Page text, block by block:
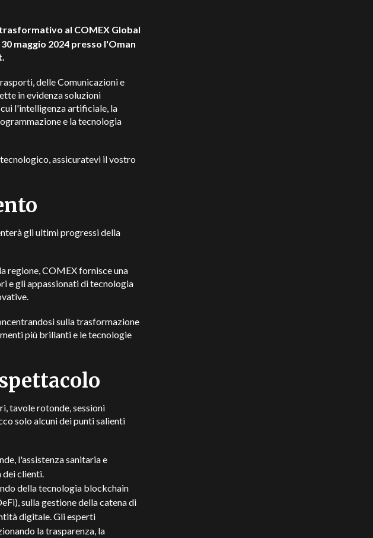
al COMEX Global
maggio 2024 presso l'Oman
delle Comunicazioni e
in evidenza soluzioni
l'intelligenza artificiale, la
e la tecnologia
assicuratevi il vostro
gli ultimi progressi della
regione, COMEX fornisce una
e gli appassionati di tecnologia
sulla trasformazione
più brillanti e le tecnologie
tavole rotonde, sessioni
solo alcuni dei punti salienti
l'assistenza sanitaria e
dei clienti.
della tecnologia blockchain
sulla gestione della catena di
digitale. Gli esperti
la trasparenza, la